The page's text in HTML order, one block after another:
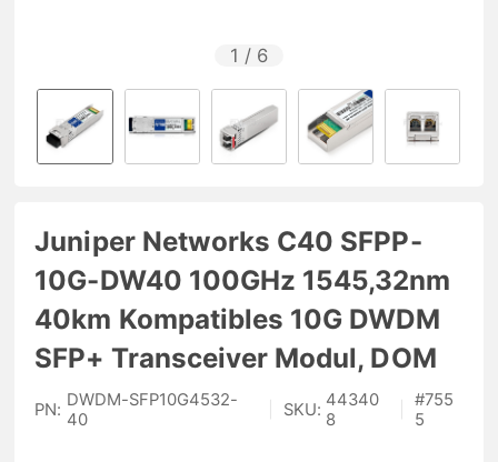
1 / 6
Juniper Networks C40 SFPP-
10G-DW40 100GHz 1545,32nm
40km Kompatibles 10G DWDM
SFP+ Transceiver Modul, DOM
PN: DWDM-SFP10G4532-
40
SKU: 44340
8
#755
5